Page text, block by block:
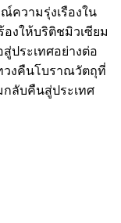
ความรุ่งเรืองใน
งให้บริติชมิวเซียม
ประเทศอย่างต่อ
วงคืนโบราณวัตถุที่
ลับคืนสู่ประเทศ